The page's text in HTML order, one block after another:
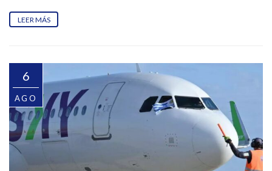
LEER MÁS
6
AGO